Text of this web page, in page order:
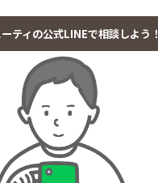
ティの公式LINEで相談しよう！